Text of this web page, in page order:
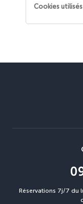
Réservations 7j/7 du